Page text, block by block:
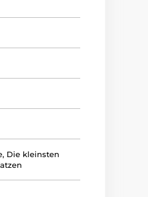
, Die kleinsten